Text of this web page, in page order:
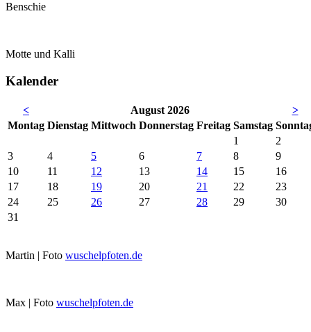
Benschie
Motte und Kalli
Kalender
< August 2026
>
Montag Dienstag Mittwoch Donnerstag Freitag Samstag So
1
2
3
4 5 6 7 8
9
10
11 12 13 14 15
16
17
18 19 20 21 22
23
24
25 26 27 28 29
30
31
Martin | Foto wuschelpfoten.de
Max | Foto wuschelpfoten.de